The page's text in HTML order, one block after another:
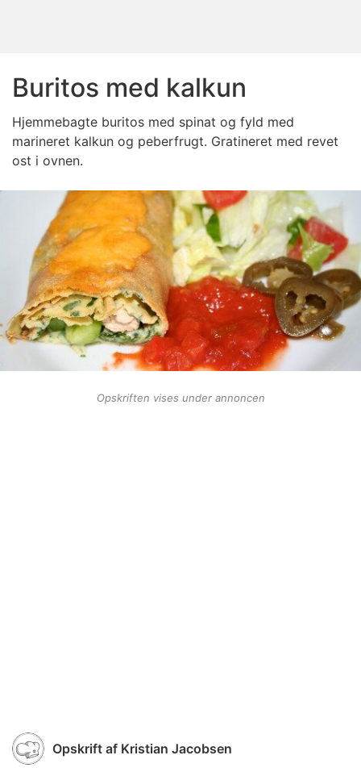
Buritos med kalkun
Hjemmebagte buritos med spinat og fyld med
marineret kalkun og peberfrugt. Gratineret med revet
ost i ovnen.
Opskriften vises under annoncen
Opskrift af Kristian Jacobsen